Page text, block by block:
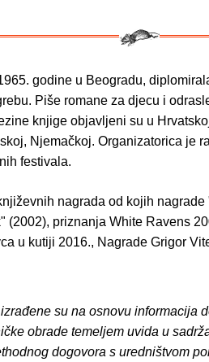
godine u Beogradu,
Piše romane za djecu i
knjige objavljeni su u
Njemačkoj. Organizatorica je
festivala.
nagrada od kojih nagrade
(2002), priznanja White Ravens
u kutiji 2016., Nagrade Grigor
su na osnovu informacija
obrade temeljem uvida u
dogovora s uredništvom